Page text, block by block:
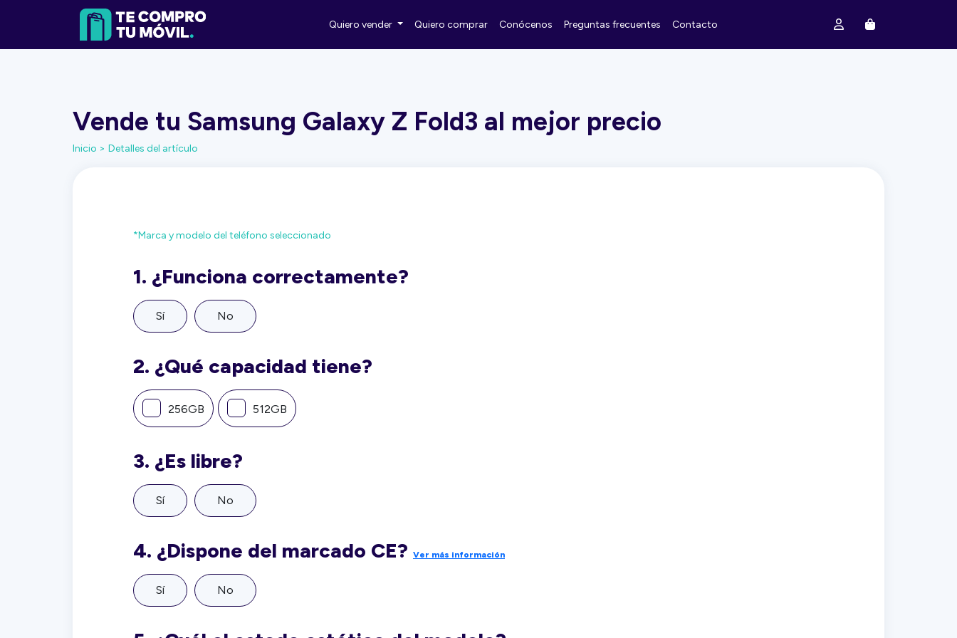
Quiero vender Quiero comprar Conócenos Preguntas frecuentes Contacto
Vende tu Samsung Galaxy Z Fold3 al mejor precio
Inicio > Detalles del artículo
*Marca y modelo del teléfono seleccionado
1. ¿Funciona correctamente?
Sí No
2. ¿Qué capacidad tiene?
256GB 512GB
3. ¿Es libre?
Sí No
4. ¿Dispone del marcado CE? Ver más información
Sí No